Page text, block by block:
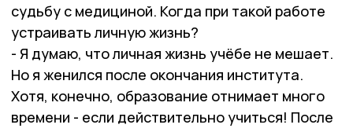
судьбу с медициной. Когда при такой работе
устраивать личную жизнь?
- Я думаю, что личная жизнь учёбе не мешает.
Но я женился после окончания института.
Хотя, конечно, образование отнимает много
времени - если действительно учиться! После